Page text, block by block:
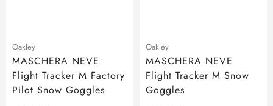
Oakley
MASCHERA NEVE
Flight Tracker M Factory
Pilot Snow Goggles
Oakley
MASCHERA NEVE
Flight Tracker M Snow
Goggles